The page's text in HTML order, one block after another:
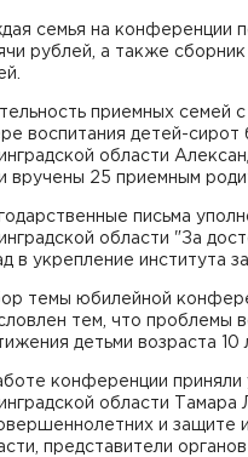
семья на конференции
рублей, а также
приемных семей
воспитания детей-сирот
области
вручены 25 приемным
письма
области "За
в укрепление института
темы юбилейной
тем, что проблемы
детьми возраста 10
конференции приняли
области Тамара
и защите
представители